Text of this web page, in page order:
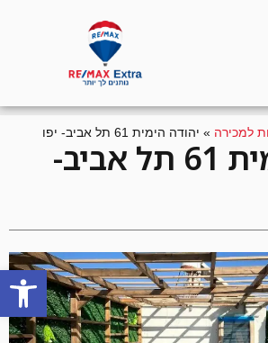
פתח
למכירה » יהודה הימית 61 תל אביב- יפו
יהודה הימית 61 תל אביב-